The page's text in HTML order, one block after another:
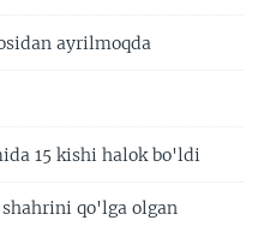
ayrilmoqda
15 kishi halok bo'ldi
qo'lga olgan